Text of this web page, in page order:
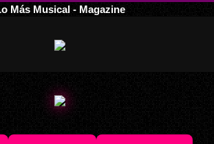
Más Musical - Magazine